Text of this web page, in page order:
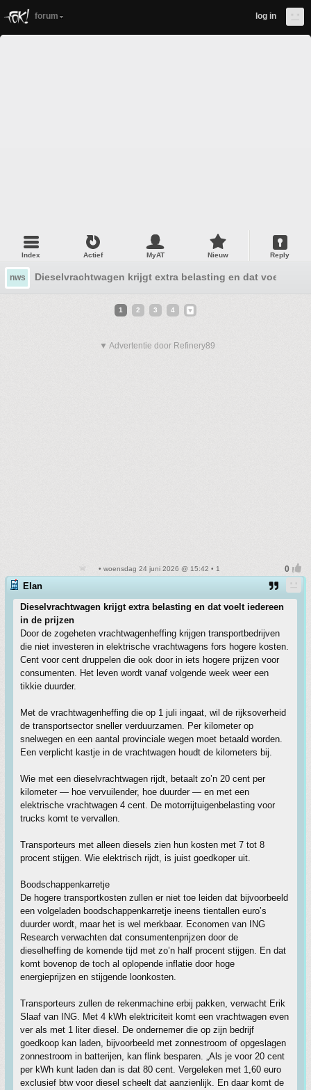
forum log in
Index Actief MyAT Nieuw Reply
nws Dieselvrachtwagen krijgt extra belasting en dat voelt
1 2 3 4
▼ Advertentie door Refinery89
• woensdag 24 juni 2026 @ 15:42 • 1
Elan
Dieselvrachtwagen krijgt extra belasting en dat voelt iedereen
in de prijzen
Door de zogeheten vrachtwagenheffing krijgen transportbedrijven
die niet investeren in elektrische vrachtwagens fors hogere kosten.
Cent voor cent druppelen die ook door in iets hogere prijzen voor
consumenten. Het leven wordt vanaf volgende week weer een
tikkie duurder.
Met de vrachtwagenheffing die op 1 juli ingaat, wil de rijksoverheid
de transportsector sneller verduurzamen. Per kilometer op
snelwegen en een aantal provinciale wegen moet betaald worden.
Een verplicht kastje in de vrachtwagen houdt de kilometers bij.
Wie met een dieselvrachtwagen rijdt, betaalt zo’n 20 cent per
kilometer — hoe vervuilender, hoe duurder — en met een
elektrische vrachtwagen 4 cent. De motorrijtuigenbelasting voor
trucks komt te vervallen.
Transporteurs met alleen diesels zien hun kosten met 7 tot 8
procent stijgen. Wie elektrisch rijdt, is juist goedkoper uit.
Boodschappenkarretje
De hogere transportkosten zullen er niet toe leiden dat bijvoorbeeld
een volgeladen boodschappenkarretje ineens tientallen euro’s
duurder wordt, maar het is wel merkbaar. Economen van ING
Research verwachten dat consumentenprijzen door de
dieselheffing de komende tijd met zo’n half procent stijgen. En dat
komt bovenop de toch al oplopende inflatie door hoge
energieprijzen en stijgende loonkosten.
Transporteurs zullen de rekenmachine erbij pakken, verwacht Erik
Slaaf van ING. Met 4 kWh elektriciteit komt een vrachtwagen even
ver als met 1 liter diesel. De ondernemer die op zijn bedrijf
goedkoop kan laden, bijvoorbeeld met zonnestroom of opgeslagen
zonnestroom in batterijen, kan flink besparen. „Als je voor 20 cent
per kWh kunt laden dan is dat 80 cent. Vergeleken met 1,60 euro
exclusief btw voor diesel scheelt dat aanzienlijk. En daar komt de